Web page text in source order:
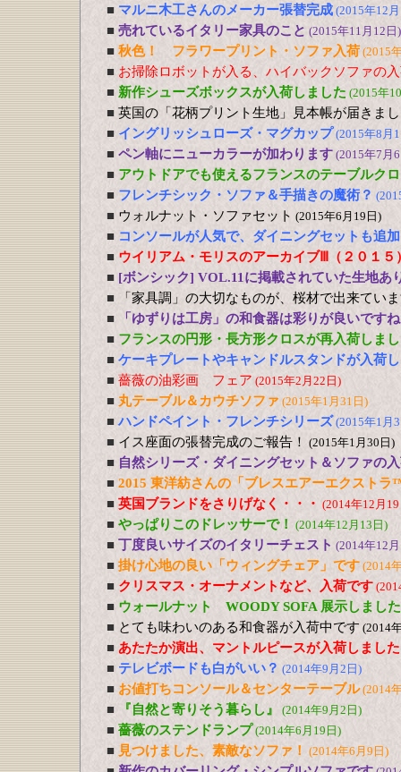
■ マルニ木工さんのメーカー張替完成 (2015年12
■ 売れているイタリー家具のこと (2015年11月12日)
■ 秋色！ フラワープリント・ソファ入荷 (2015
■ お掃除ロボットが入る、ハイバックソファの
■ 新作シューズボックスが入荷しました (2015年
■ 英国の「花柄プリント生地」見本帳が届きま
■ イングリッシュローズ・マグカップ (2015年8月
■ ペン軸にニューカラーが加わります (2015年7月
■ アウトドアでも使えるフランスのテーブルク
■ フレンチシック・ソファ＆手描きの魔術？
■ ウォルナット・ソファセット (2015年6月19日)
■ コンソールが人気で、ダイニングセットも追
■ ウイリアム・モリスのアーカイブⅢ（２０１５
■ [ボンシック] VOL.11に掲載されていた生地あ
■
「家具調」の大切なものが、桜材で出来てい
■
「ゆずりは工房」の和食器は彩りが良いです
■ フランスの円形・長方形クロスが再入荷しま
■ ケーキプレートやキャンドルスタンドが入荷
■ 薔薇の油彩画 フェア (2015年2月22日)
■ 丸テーブル＆カウチソファ (2015年1月31日)
■ ハンドペイント・フレンチシリーズ (2015年1月
■ イス座面の張替完成のご報告！ (2015年1月30日)
■ 自然シリーズ・ダイニングセット＆ソファの
■ 2015 東洋紡さんの「ブレスエアーエクスト
■ 英国ブランドをさりげなく・・・ (2014年12月
■ やっぱりこのドレッサーで！ (2014年12月13日)
■ 丁度良いサイズのイタリーチェスト (2014年12
■ 掛け心地の良い「ウィングチェア」です (2014
■ クリスマス・オーナメントなど、入荷です
■ ウォールナット WOODY SOFA 展示しました
■ とても味わいのある和食器が入荷中です (2014
■ あたたか演出、マントルピースが入荷しまし
■ テレビボードも白がいい？ (2014年9月2日)
■ お値打ちコンソール＆センターテーブル(2014
■ 『自然と寄りそう暮らし』 (2014年9月2日)
■ 薔薇のステンドランプ (2014年6月19日)
■ 見つけました、素敵なソファ！ (2014年6月9日)